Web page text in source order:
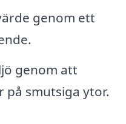
genom ett
genom att
smutsiga ytor.